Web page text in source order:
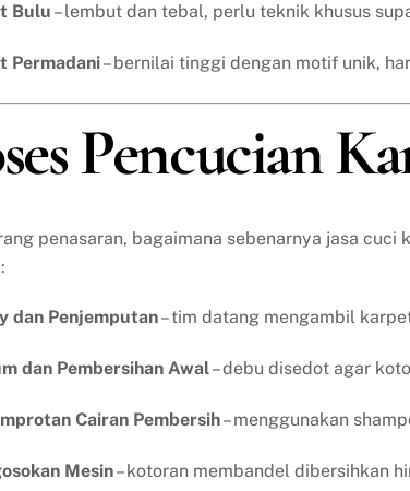
Bulu – lembut dan tebal, perlu teknik khusus
Permadani– bernilai tinggi dengan motif unik,
Pencucian
penasaran, bagaimana sebenarnya jasa
dan Penjemputan– tim datang mengambil
dan Pembersihan Awal– debu disedot agar
Cairan Pembersih– menggunakan
Mesin– kotoran membandel dibersihkan